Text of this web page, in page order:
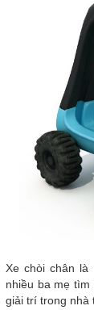
Xe chòi chân là
nhiều ba mẹ
giải trí trong nhà